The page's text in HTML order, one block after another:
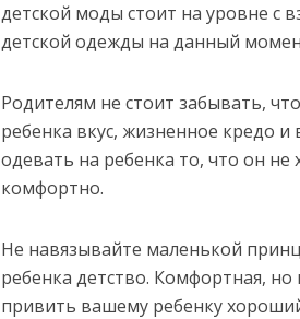
детской моды стоит на уровне с
детской одежды на данный
Родителям не стоит забывать,
ребенка вкус, жизненное кредо
одевать на ребенка то, что он
комфортно.
Не навязывайте маленькой
ребенка детство. Комфортная,
привить вашему ребенку